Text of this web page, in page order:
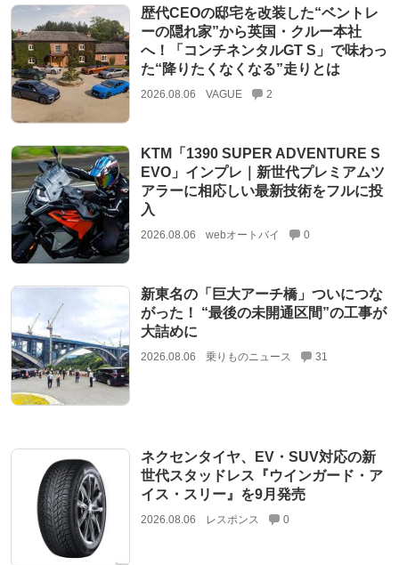
歴代CEOの邸宅を改装した“ベントレ
ーの隠れ家”から英国・クルー本社
へ！「コンチネンタルGT S」で味わっ
た“降りたくなくなる”走りとは
2026.08.06 VAGUE 2
KTM「1390 SUPER ADVENTURE S
EVO」インプレ｜新世代プレミアムツ
アラーに相応しい最新技術をフルに投
入
2026.08.06 webオートバイ 0
新東名の「巨大アーチ橋」ついにつな
がった！ “最後の未開通区間”の工事が
大詰めに
2026.08.06 乗りものニュース 31
ネクセンタイヤ、EV・SUV対応の新
世代スタッドレス『ウインガード・ア
イス・スリー』を9月発売
2026.08.06 レスポンス 0